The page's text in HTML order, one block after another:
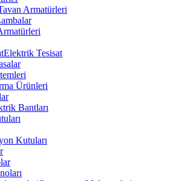
Armatürleri
Elektrik Tesisat
Ürünleri
Bantları
Kutuları